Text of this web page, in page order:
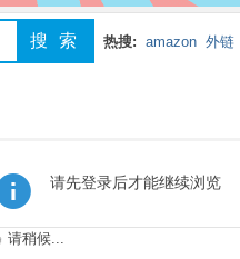
搜索 热搜: amazon 外链
请先登录后才能继续浏览
请稍候...